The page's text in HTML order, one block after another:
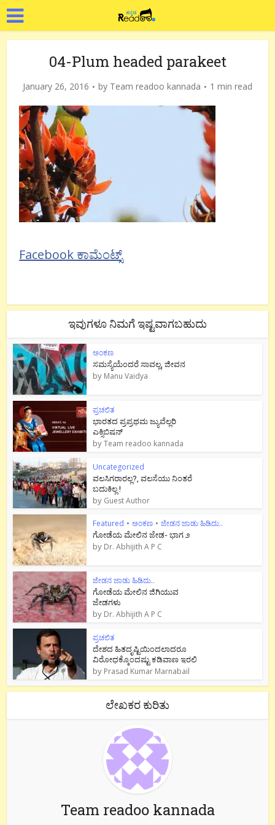
04-Plum headed parakeet
January 26, 2016 by Team readoo kannada 1 min read
Facebook ಕಾಮೆಂಟ್ಸ್
ಇವುಗಳೂ ನಿಮಗೆ ಇಷ್ಟವಾಗಬಹುದು
ಅಂಕಣ
ಸಮಸ್ಯೆಯೆಂದರೆ ಸಾವಲ್ಲ, ಜೀವನ
by Manu Vaidya
ಪ್ರಚಲಿತ
ಭಾರತದ ಪ್ರಪ್ರಥಮ ಜ್ಯುವೆಲ್ಲರಿ
ಎಕ್ಸಿಬಿಷನ್
byTeam readoo kannada
Uncategorized
ವಲಸಿಗರಾರಲ್ಲ?, ವಲಸೆಯು ನಿಂತರೆ
ಬದುಕಿಲ್ಲ !
by Guest Author
Featured • ಅಂಕಣ • ಜೇಡನ ಜಾಡು ಹಿಡಿದು..
ಗೋಡೆಯ ಮೇಲಿನ ಜೇಡ- ಭಾಗ ೨
by Dr. Abhijith A P C
ಜೇಡನ ಜಾಡು ಹಿಡಿದು..
ಗೋಡೆಯ ಮೇಲಿನ ಜಿಗಿಯುವ
ಜೇಡಗಳು
by Dr. Abhijith A P C
ಪ್ರಚಲಿತ
ದೇಶದ ಹಿತದೃಷ್ಟಿಯಿಂದಲಾದರೂ
ವಿರೋಧಕ್ಕೊಂದಷ್ಟು ಕಡಿವಾಣ ಇರಲಿ
by Prasad Kumar Marnabail
ಲೇಖಕರ ಕುರಿತು
Team readoo kannada